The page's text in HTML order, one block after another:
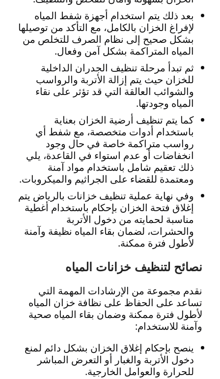
بعد ذلك يتم استخدام أجهزة شفط المياه
لإفراغ الخزان بالكامل، مع التأكد من توصيلها
بشكل صحيح إلى نظام الصرف للتخلص من
المياه المتراكمة بشكل آمن وفعال.
ثم تبدأ مرحلة تنظيف الجدران الداخلية
للخزان حيث يتم إزالة الأتربة والرواسب
والشوائب العالقة التي قد تؤثر على نقاء
المياه وجودتها.
كما يتم تنظيف أرضية الخزان بعناية
باستخدام أدوات متخصصة، مع شفط أي
رواسب متراكمة خاصة في حال وجود
انخفاضات أو عدم استواء في القاعدة، يلي
ذلك تعقيم شامل باستخدام مواد آمنة
ومعتمدة للقضاء على الجراثيم والميكروبات.
وفي نهاية عملية تنظيف خزانات بالرياض يتم
إغلاق فتحة الخزان بإحكام باستخدام أغطية
مناسبة لحمايته من دخول الأتربة
والحشرات، لضمان بقاء المياه نظيفة وآمنة
لأطول فترة ممكنة.
نصائح لتنظيف خزانات المياه
نقدم مجموعة من الإرشادات المهمة التي
تساعد على الحفاظ على نظافة خزان المياه
لأطول فترة ممكنة وضمان بقاء المياه صحية
وآمنة للاستخدام:
ينصح بإحكام إغلاق الخزان بشكل دائم لمنع
دخول الأتربة والغبار أو التعرض المباشر
للحرارة والعوامل الخارجية.